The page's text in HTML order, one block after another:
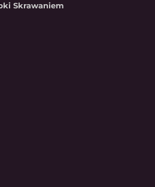
Skrawaniem